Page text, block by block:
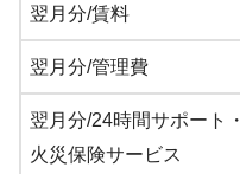
翌月分/賃料
翌月分/管理費
翌月分/24時間サポート・
火災保険サービス